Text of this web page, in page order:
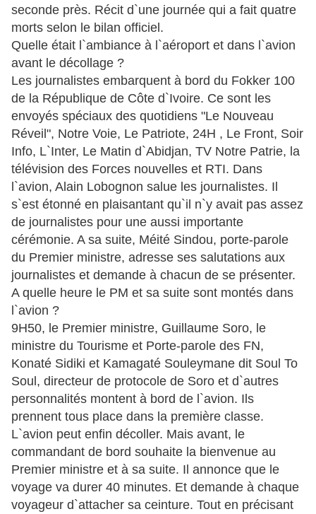
seconde près. Récit d`une journée qui a fait quatre
morts selon le bilan officiel.
Quelle était l`ambiance à l`aéroport et dans l`avion
avant le décollage ?
Les journalistes embarquent à bord du Fokker 100
de la République de Côte d`Ivoire. Ce sont les
envoyés spéciaux des quotidiens "Le Nouveau
Réveil", Notre Voie, Le Patriote, 24H , Le Front, Soir
Info, L`Inter, Le Matin d`Abidjan, TV Notre Patrie, la
télévision des Forces nouvelles et RTI. Dans
l`avion, Alain Lobognon salue les journalistes. Il
s`est étonné en plaisantant qu`il n`y avait pas assez
de journalistes pour une aussi importante
cérémonie. A sa suite, Méité Sindou, porte-parole
du Premier ministre, adresse ses salutations aux
journalistes et demande à chacun de se présenter.
A quelle heure le PM et sa suite sont montés dans
l`avion ?
9H50, le Premier ministre, Guillaume Soro, le
ministre du Tourisme et Porte-parole des FN,
Konaté Sidiki et Kamagaté Souleymane dit Soul To
Soul, directeur de protocole de Soro et d`autres
personnalités montent à bord de l`avion. Ils
prennent tous place dans la première classe.
L`avion peut enfin décoller. Mais avant, le
commandant de bord souhaite la bienvenue au
Premier ministre et à sa suite. Il annonce que le
voyage va durer 40 minutes. Et demande à chaque
voyageur d`attacher sa ceinture. Tout en précisant